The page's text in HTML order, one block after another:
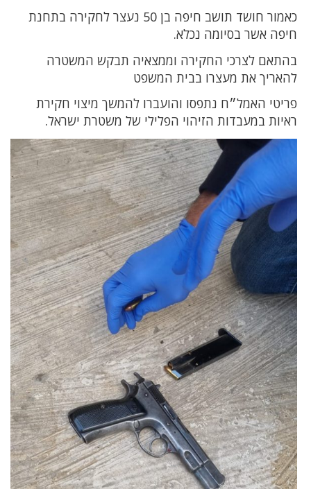
כאמור חושד תושב חיפה בן 50 נעצר לחקירה בתחנת
חיפה אשר בסיומה נכלא.
בהתאם לצרכי החקירה וממצאיה תבקש המשטרה
להאריך את מעצרו בבית המשפט
פריטי האמל״ח נתפסו והועברו להמשך מיצוי חקירת
ראיות במעבדות הזיהוי הפלילי של משטרת ישראל.